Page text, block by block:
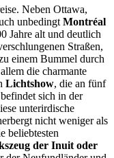
Neben Ottawa,
unbedingt Montréal
Jahre alt und deutlich
Straßen,
einem Bummel durch
die charmante
Lichtshow, die an fünf
sich in der
unterirdische
nicht weniger als
beliebtesten
der Inuit oder